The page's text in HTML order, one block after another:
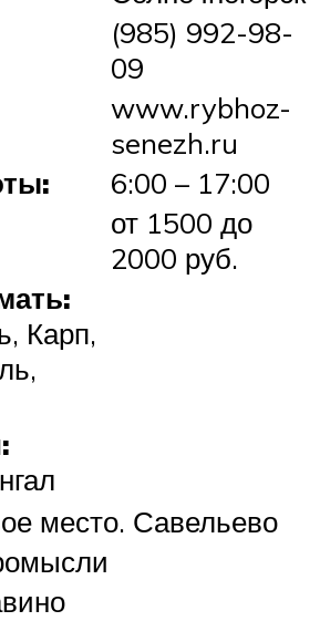
(985) 992-98-
09
www.rybhoz-
senezh.ru
6:00 – 17:00
от 1500 до
2000 руб.
Карп,
место. Савельево